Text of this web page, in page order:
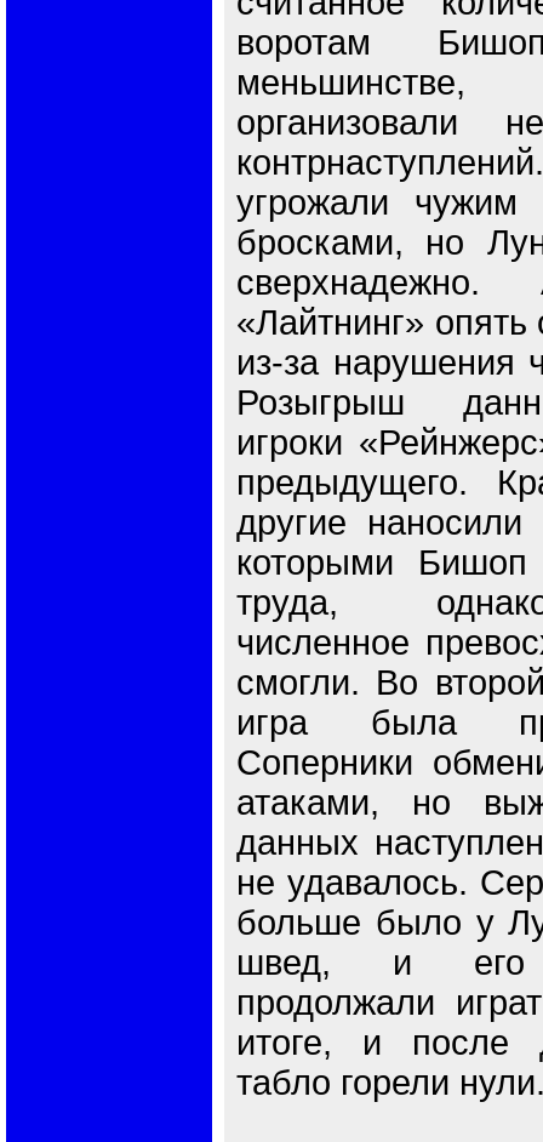
воротам
организовали
угрожали чужим
бросками, но
«Лайтнинг» опять
из-за нарушения
Розыгрыш
игроки
предыдущего.
другие
которыми
труда,
численное
смогли. Во
игра была
Соперники
атаками, но
данных
не удавалось.
больше было у
швед, и его
продолжали
итоге, и после
табло горели